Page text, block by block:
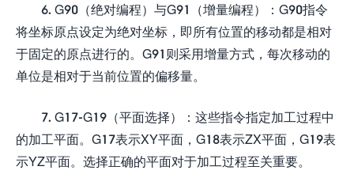
6. G90（绝对编程）与G91（增量编程）：G90指令
将坐标原点设定为绝对坐标，即所有位置的移动都是相对
于固定的原点进行的。G91则采用增量方式，每次移动的
单位是相对于当前位置的偏移量。
7. G17-G19（平面选择）：这些指令指定加工过程中
的加工平面。G17表示XY平面，G18表示ZX平面，G19表
示YZ平面。选择正确的平面对于加工过程至关重要。